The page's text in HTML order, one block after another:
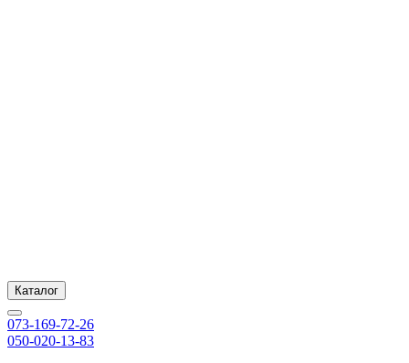
Каталог
073-169-72-26
050-020-13-83